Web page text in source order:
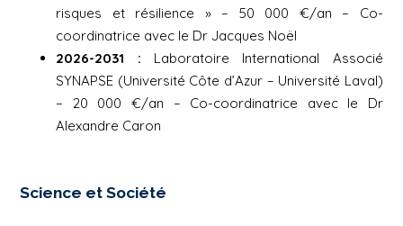
risques et résilience » – 50 000 €/an – Co-
coordinatrice avec le Dr Jacques Noël
2026-2031 : Laboratoire International Associé
SYNAPSE (Université Côte d’Azur – Université Laval)
– 20 000 €/an – Co-coordinatrice avec le Dr
Alexandre Caron
Science et Société